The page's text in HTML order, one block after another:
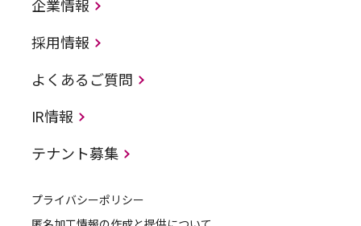
企業情報
採用情報
よくあるご質問
IR情報
テナント募集
プライバシーポリシー